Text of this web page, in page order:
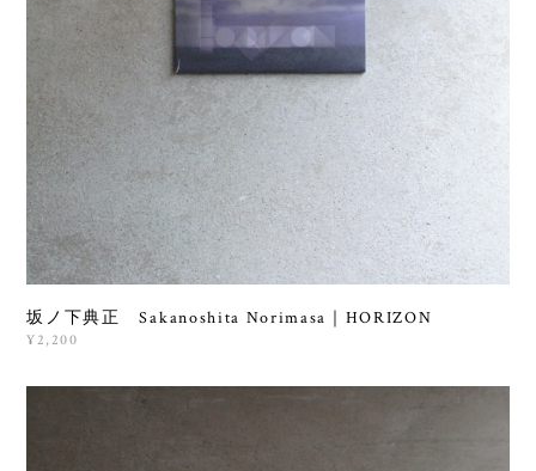
坂ノ下典正 Sakanoshita Norimasa｜HORIZON
¥2,200